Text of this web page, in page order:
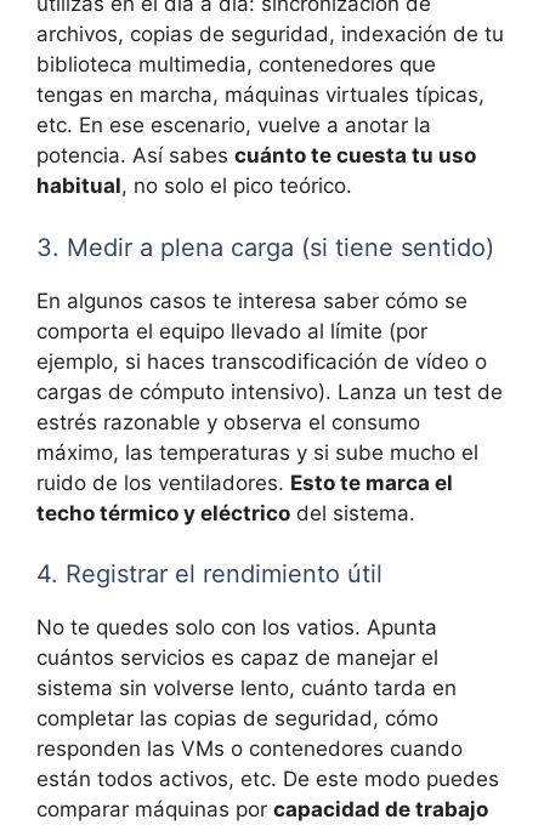
archivos, copias de seguridad, indexación de tu
biblioteca multimedia, contenedores que
tengas en marcha, máquinas virtuales típicas,
etc. En ese escenario, vuelve a anotar la
potencia. Así sabes cuánto te cuesta tu uso
habitual, no solo el pico teórico.
3. Medir a plena carga (si tiene sentido)
En algunos casos te interesa saber cómo se
comporta el equipo llevado al límite (por
ejemplo, si haces transcodificación de vídeo o
cargas de cómputo intensivo). Lanza un test de
estrés razonable y observa el consumo
máximo, las temperaturas y si sube mucho el
ruido de los ventiladores. Esto te marca el
techo térmico y eléctrico del sistema.
4. Registrar el rendimiento útil
No te quedes solo con los vatios. Apunta
cuántos servicios es capaz de manejar el
sistema sin volverse lento, cuánto tarda en
completar las copias de seguridad, cómo
responden las VMs o contenedores cuando
están todos activos, etc. De este modo puedes
comparar máquinas por capacidad de trabajo